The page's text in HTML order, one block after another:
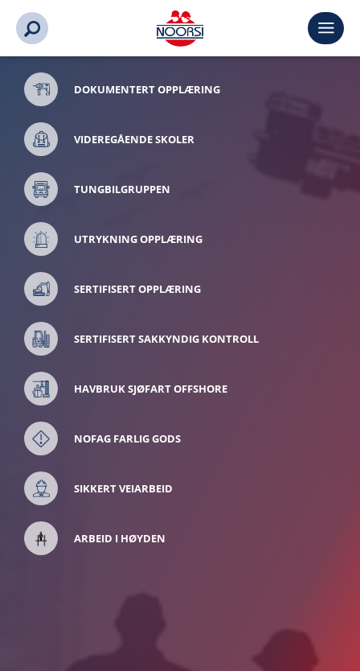
DOKUMENTERT OPPLÆRING
VIDEREGÅENDE SKOLER
TUNGBILGRUPPEN
UTRYKNING OPPLÆRING
SERTIFISERT OPPLÆRING
SERTIFISERT SAKKYNDIG KONTROLL
HAVBRUK SJØFART OFFSHORE
NOFAG FARLIG GODS
SIKKERT VEIARBEID
ARBEID I HØYDEN